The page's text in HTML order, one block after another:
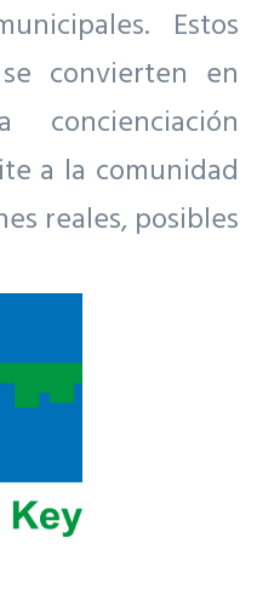
Estos
convierten en
a la comunidad
reales, posibles